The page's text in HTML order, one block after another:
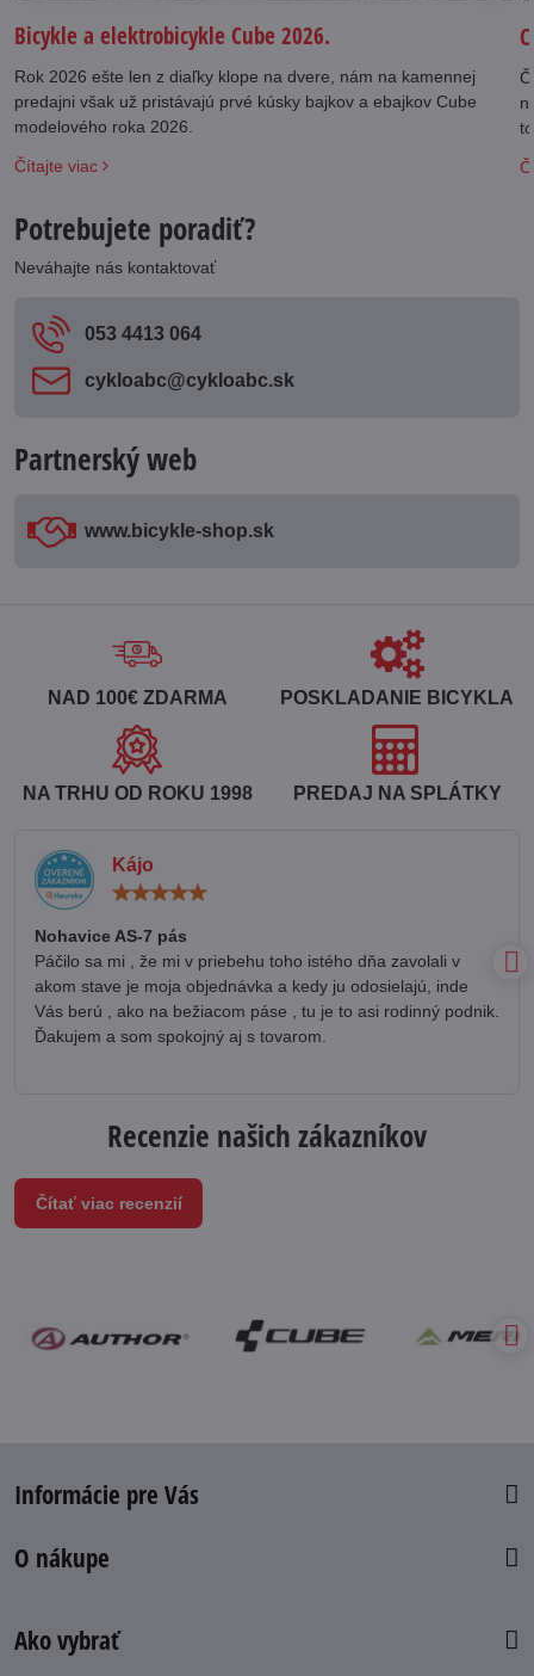
Bicykle a elektrobicykle Cube 2026.
Rok 2026 ešte len z diaľky klope na dvere, nám na kamennej
predajni však už pristávajú prvé kúsky bajkov a ebajkov Cube
modelového roka 2026.
Čítajte viac
Potrebujete poradiť?
Neváhajte nás kontaktovať
053 4413 064
cykloabc​@cykloabc​.sk
Partnerský web
www​.bicykle-shop​.sk
NAD 100€ ZDARMA POSKLADANIE BICYKLA
NA TRHU OD ROKU 1998 PREDAJ NA SPLÁTKY
Kájo
Nohavice AS-7 pás
Páčilo sa mi , že mi v priebehu toho istého dňa zavolali v
akom stave je moja objednávka a kedy ju odosielajú, inde
Vás berú , ako na bežiacom páse , tu je to asi rodinný podnik.
Ďakujem a som spokojný aj s tovarom.
Recenzie našich zákazníkov
Čítať viac recenzií
Informácie pre Vás
O nákupe
Ako vybrať